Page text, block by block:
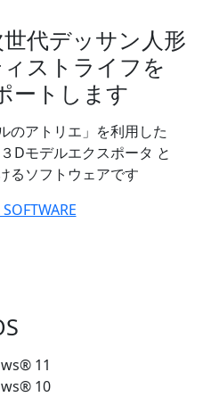
代デッサン人形
ストライフを
ートします
のアトリエ」を利用した
Dモデルエクスポータ と
るソフトウェアです
11
10